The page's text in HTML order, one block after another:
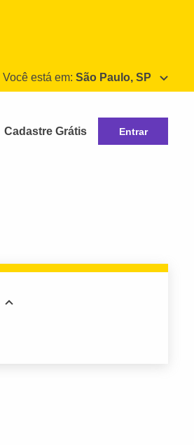
Você está em: São Paulo, SP
Cadastre Grátis Entrar